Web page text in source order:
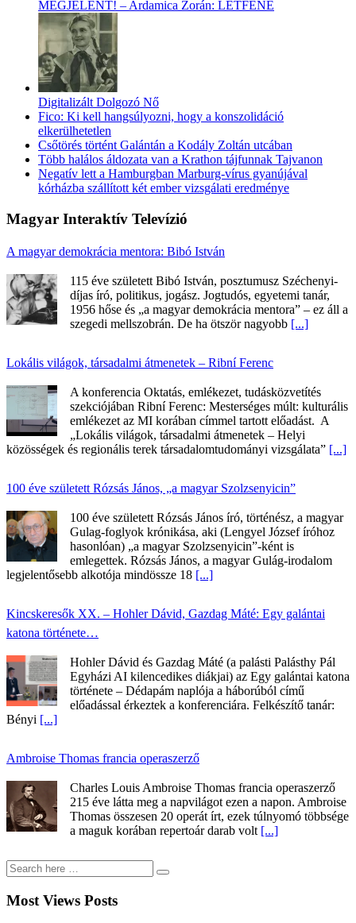
MEGJELENT! – Ardamica Zorán: LÉTFENE
Digitalizált Dolgozó Nő
Fico: Ki kell hangsúlyozni, hogy a konszolidáció
elkerülhetetlen
Csőtörés történt Galántán a Kodály Zoltán utcában
Több halálos áldozata van a Krathon tájfunnak Tajvanon
Negatív lett a Hamburgban Marburg-vírus gyanújával
kórházba szállított két ember vizsgálati eredménye
Magyar Interaktív Televízió
A magyar demokrácia mentora: Bibó István
115 éve született Bibó István, posztumusz Széchenyi-
díjas író, politikus, jogász. Jogtudós, egyetemi tanár,
1956 hőse és „a magyar demokrácia mentora” – ez áll a
szegedi mellszobrán. De ha ötször nagyobb [...]
Lokális világok, társadalmi átmenetek – Ribní Ferenc
A konferencia Oktatás, emlékezet, tudásközvetítés
szekciójában Ribní Ferenc: Mesterséges múlt: kulturális
emlékezet az MI korában címmel tartott előadást. A
„Lokális világok, társadalmi átmenetek – Helyi
közösségek és regionális terek társadalomtudományi vizsgálata” [...]
100 éve született Rózsás János, „a magyar Szolzsenyicin”
100 éve született Rózsás János író, történész, a magyar
Gulag-foglyok krónikása, aki (Lengyel József íróhoz
hasonlóan) „a magyar Szolzsenyicin”-ként is
emlegettek. Rózsás János, a magyar Gulág-irodalom
legjelentősebb alkotója mindössze 18 [...]
Kincskeresők XX. – Hohler Dávid, Gazdag Máté: Egy galántai
katona története…
Hohler Dávid és Gazdag Máté (a palásti Palásthy Pál
Egyházi AI kilencedikes diákjai) az Egy galántai katona
története – Dédapám naplója a háborúból című
előadással érkeztek a konferenciára. Felkészítő tanár:
Bényi [...]
Ambroise Thomas francia operaszerző
Charles Louis Ambroise Thomas francia operaszerző
215 éve látta meg a napvilágot ezen a napon. Ambroise
Thomas összesen 20 operát írt, ezek túlnyomó többsége
a maguk korában repertoár darab volt [...]
Most Views Posts